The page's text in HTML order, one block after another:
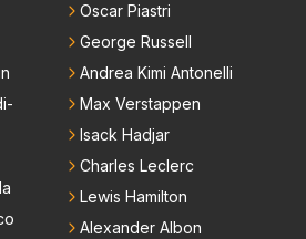
andere uitdagingen zoeken of
werken is niet zo gek als de
dat RB hun intrede deed a
die nu een aantal van di
vullen hebben ook al jaren
zijn voor Max geen vreemde
teams verliezen mensen. Er wo
gemaakt.
Oscar Piastri
George Russell
Andrea Kimi Antonelli
Max Verstappen
Isack Hadjar
Charles Leclerc
Lewis Hamilton
Alexander Albon